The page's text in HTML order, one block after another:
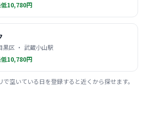
10,780円
黒区 ・ 武蔵小山駅
10,780円
空いている日を登録すると近くから探せます。